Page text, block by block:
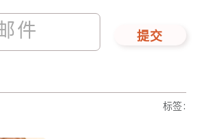
提交
标签: